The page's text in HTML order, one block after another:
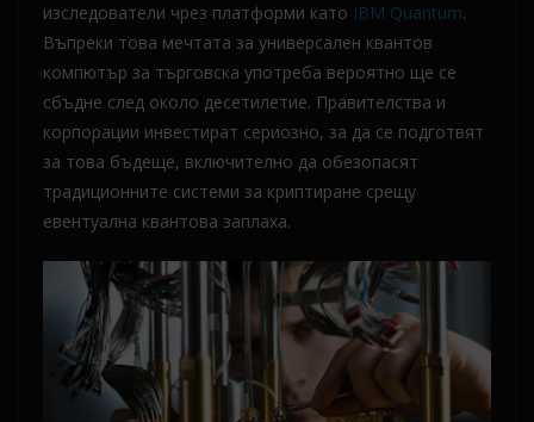
изследователи чрез платформи като IBM Quantum.
Въпреки това мечтата за универсален квантов
компютър за търговска употреба вероятно ще се
сбъдне след около десетилетие. Правителства и
корпорации инвестират сериозно, за да се подготвят
за това бъдеще, включително да обезопасят
традиционните системи за криптиране срещу
евентуална квантова заплаха.